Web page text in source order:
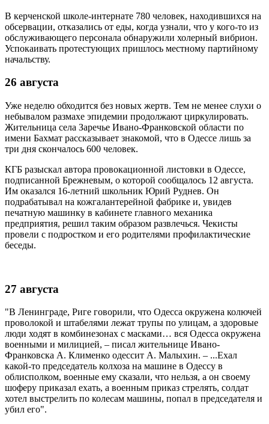
В керченской школе-интернате 780 человек, находившихся на
обсервации, отказались от еды, когда узнали, что у кого-то из
обслуживающего персонала обнаружили холерный вибрион.
Успокаивать протестующих пришлось местному партийному
начальству.
26 августа
Уже неделю обходится без новых жертв. Тем не менее слухи о
небывалом размахе эпидемии продолжают циркулировать.
Жительница села Заречье Ивано-Франковской области по
имени Бахмат рассказывает знакомой, что в Одессе лишь за
три дня скончалось 600 человек.
КГБ разыскал автора провокационной листовки в Одессе,
подписанной Брежневым, о которой сообщалось 12 августа.
Им оказался 16-летний школьник Юрий Руднев. Он
подрабатывал на кожгалантерейной фабрике и, увидев
печатную машинку в кабинете главного механика
предприятия, решил таким образом развлечься. Чекисты
провели с подростком и его родителями профилактические
беседы.
27 августа
"В Ленинграде, Риге говорили, что Одесса окружена колючей
проволокой и штабелями лежат трупы по улицам, а здоровые
люди ходят в комбинезонах с масками… вся Одесса окружена
военными и милицией, – писал жительнице Ивано-
Франковска А. Клименко одессит А. Малыхин. – ...Ехал
какой-то председатель колхоза на машине в Одессу в
облисполком, военные ему сказали, что нельзя, а он своему
шоферу приказал ехать, а военным приказ стрелять, солдат
хотел выстрелить по колесам машины, попал в председателя и
убил его".